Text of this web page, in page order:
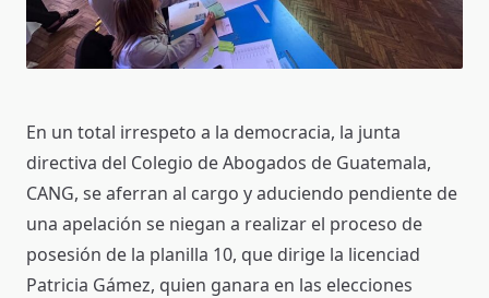
En un total irrespeto a la democracia, la junta
directiva del Colegio de Abogados de Guatemala,
CANG, se aferran al cargo y aduciendo pendiente de
una apelación se niegan a realizar el proceso de
posesión de la planilla 10, que dirige la licenciad
Patricia Gámez, quien ganara en las elecciones